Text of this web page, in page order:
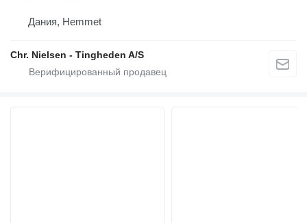
Дания, Hemmet
Chr. Nielsen - Tingheden A/S